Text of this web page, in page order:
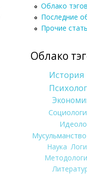
Облако тэгов
Последние
Прочие
Облако
История
Мусульманство
Наука